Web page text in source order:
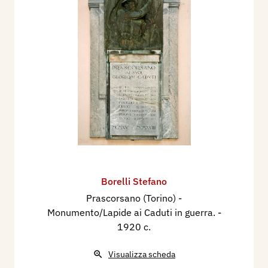
Madonna col Bambino e Ritratto dell’Avvocato
Nel 1939 espone una Testa di bronzo alla II
Mostra Provinciale del Sindacato Fascista di
Belle Arti di Torino. Nel 1939 è incaricato
dell’esecuzione del busto del Maresciallo d’Italia
Gaetano Giardino, per Bassano del Grappa (VI).
Partecipa nel maggio-giugno 1940, alla 12°
Esposizione del Sindacato Interprovinciale
Palazzo della Società Promotrice, con le sculture:
Testa di donna (terracotta), Ritratto della Signora
Forchino (bronzo), Ritratto Sig.ra Audoli-
Carpaneto (terracotta).
Nel 1940 partecipa alla Biennale di Venezia con il
Borelli Stefano
Prascorsano (Torino) -
Monumento/Lapide ai Caduti in guerra. -
1920 c.
Visualizza scheda